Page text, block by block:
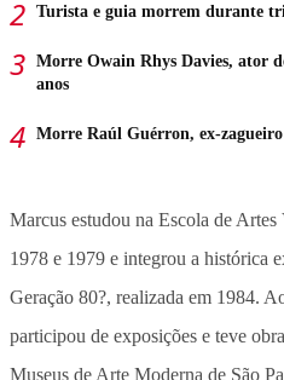
Turista e guia morrem durante
Morre Owain Rhys Davies, ator
anos
Morre Raúl Guérron, ex-
Marcus estudou na Escola de
1978 e 1979 e integrou a histórica
Geração 80?, realizada em 1984.
participou de exposições e teve
Museus de Arte Moderna de São